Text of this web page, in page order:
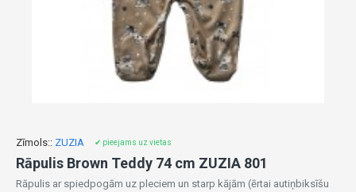
Zīmols:: ZUZIA ✔ pieejams uz vietas
Rāpulis Brown Teddy 74 cm ZUZIA 801
Rāpulis ar spiedpogām uz pleciem un starp kājām (ērtai autiņbiksīšu